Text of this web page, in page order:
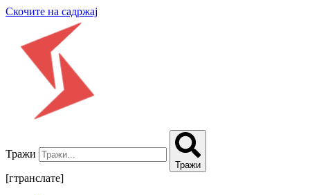
Скочите на садржај
Тражи
Тражи
[гтранслате]